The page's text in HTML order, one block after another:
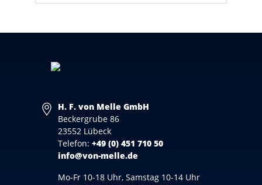
H. F. von Melle GmbH
Beckergrube 86
23552 Lübeck
Telefon: +49 (0) 451 710 50
info@von-melle.de
Mo-Fr 10-18 Uhr, Samstag 10-14 Uhr